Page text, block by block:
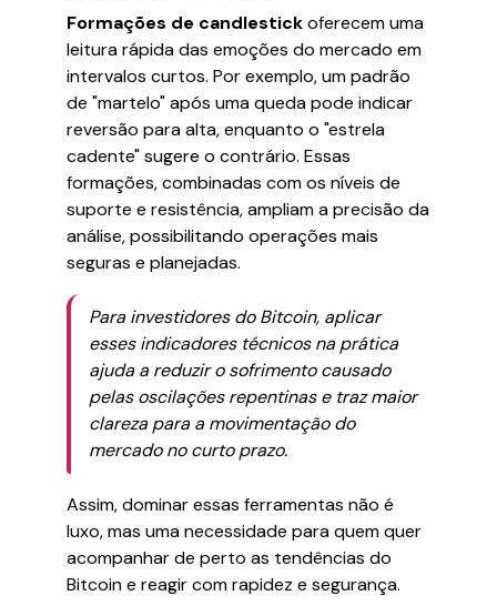
Formações de candlestickoferecem uma
leitura rápida das emoções do mercado em
intervalos curtos. Por exemplo, um padrão
de "martelo" após uma queda pode indicar
reversão para alta, enquanto o "estrela
cadente" sugere o contrário. Essas
formações, combinadas com os níveis de
suporte e resistência, ampliam a precisão da
análise, possibilitando operações mais
seguras e planejadas.
Para investidores do Bitcoin, aplicar
esses indicadores técnicos na prática
ajuda a reduzir o sofrimento causado
pelas oscilações repentinas e traz maior
clareza para a movimentação do
mercado no curto prazo.
Assim, dominar essas ferramentas não é
luxo, mas uma necessidade para quem quer
acompanhar de perto as tendências do
Bitcoin e reagir com rapidez e segurança.